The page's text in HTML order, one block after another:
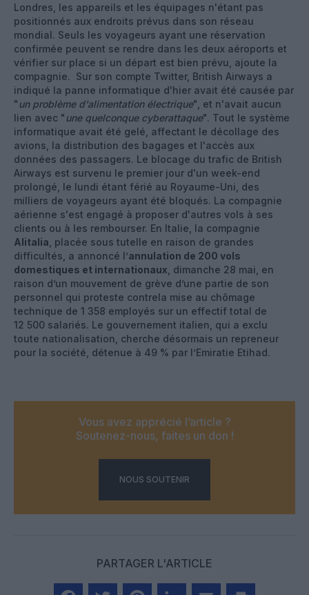
Londres, les appareils et les équipages n'étant pas
positionnés aux endroits prévus dans son réseau
mondial. Seuls les voyageurs ayant une réservation
confirmée peuvent se rendre dans les deux aéroports et
vérifier sur place si un départ est bien prévu, ajoute la
compagnie. Sur son compte Twitter, British Airways a
indiqué la panne informatique d'hier avait été causée par
" un problème d'alimentation électrique", et n'avait aucun
lien avec " une quelconque cyberattaque". Tout le système
informatique avait été gelé, affectant le décollage des
avions, la distribution des bagages et l'accès aux
données des passagers. Le blocage du trafic de British
Airways est survenu le premier jour d'un week-end
prolongé, le lundi étant férié au Royaume-Uni, des
milliers de voyageurs ayant été bloqués. La compagnie
aérienne s'est engagé à proposer d'autres vols à ses
clients ou à les rembourser. En Italie, la compagnie
Alitalia , placée sous tutelle en raison de grandes
difficultés, a annoncé l’annulation de 200 vols
domestiques et internationaux , dimanche 28 mai, en
raison d’un mouvement de grève d’une partie de son
personnel qui proteste contrela mise au chômage
technique de 1 358 employés sur un effectif total de
12 500 salariés. Le gouvernement italien, qui a exclu
toute nationalisation, cherche désormais un repreneur
pour la société, détenue à 49 % par l’Emiratie Etihad.
Vous avez apprécié l’article ?
Soutenez-nous, faites un don !
NOUS SOUTENIR
PARTAGER L'ARTICLE